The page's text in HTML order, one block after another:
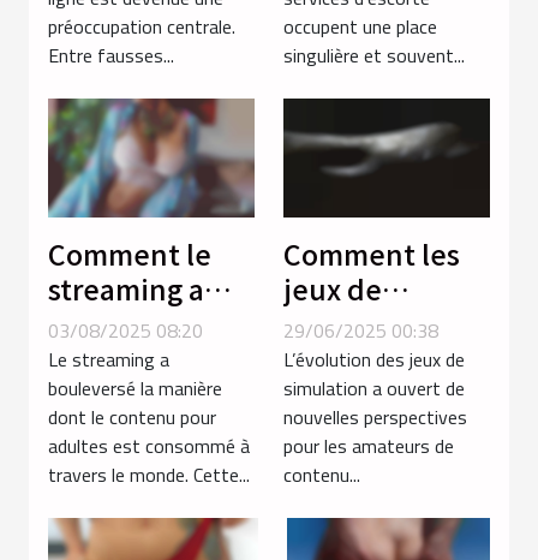
ligne ?
préoccupation centrale.
Entre fausses...
sociales ?
occupent une place
singulière et souvent...
Comment le
streaming a
transformé la
consommation
de contenu
pour adultes ?
03/08/2025 08:20
Le streaming a
bouleversé la manière
dont le contenu pour
adultes est consommé à
travers le monde. Cette...
Comment les
jeux de
simulation
améliorent
l'expérience
des amateurs
de contenu
29/06/2025 00:38
L’évolution des jeux de
simulation a ouvert de
nouvelles perspectives
pour les amateurs de
contenu...